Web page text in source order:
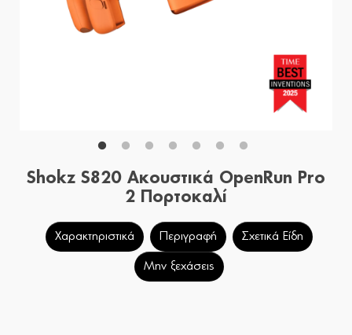
Shokz S820 Ακουστικά OpenRun Pro
2 Πορτοκαλί
Χαρακτηριστικά Περιγραφή Σχετικά Είδη
Μην ξεχάσεις